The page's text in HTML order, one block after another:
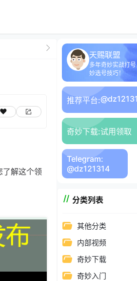
了解这个领
天赐联盟
多年奇妙实战打
妙选号技巧！
推荐平台:
奇妙下载:试用领取
Telegram:
@dz121314
分类列表
其他分类
内部视频
奇妙下载
奇妙入门